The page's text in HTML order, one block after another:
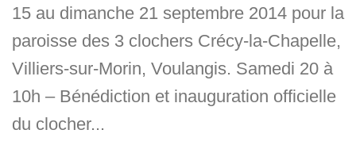
15 au dimanche 21 septembre 2014 pour la
paroisse des 3 clochers Crécy-la-Chapelle,
Villiers-sur-Morin, Voulangis. Samedi 20 à
10h – Bénédiction et inauguration officielle
du clocher...